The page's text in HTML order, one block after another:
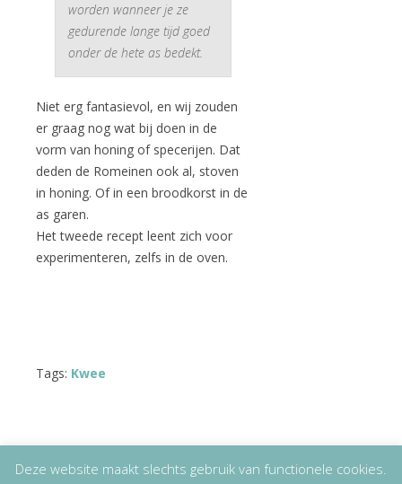
worden wanneer je ze
gedurende lange tijd goed
onder de hete as bedekt.
Niet erg fantasievol, en wij zouden
er graag nog wat bij doen in de
vorm van honing of specerijen. Dat
deden de Romeinen ook al, stoven
in honing. Of in een broodkorst in de
as garen.
Het tweede recept leent zich voor
experimenteren, zelfs in de oven.
Tags: Kwee
Deze website maakt slechts gebruik van functionele cookies.